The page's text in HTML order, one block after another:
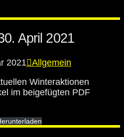
April 2021
2021
Allgemein
Winteraktionen
im beigefügten PDF